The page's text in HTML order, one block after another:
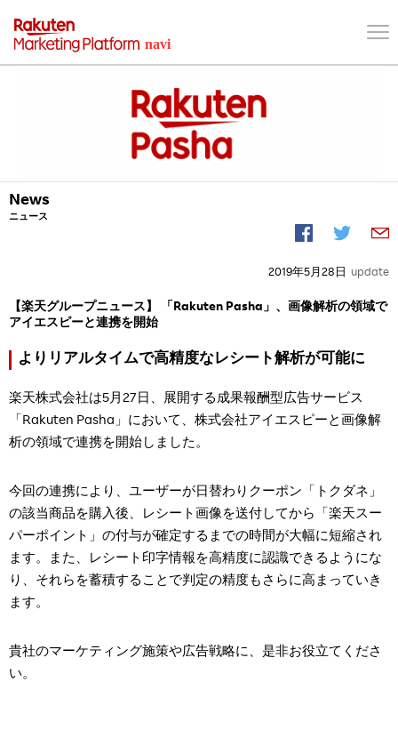
News
ニュース
2019年5月28日 update
【楽天グループニュース】 「Rakuten Pasha」、画像解析の領域で
アイエスピーと連携を開始
よりリアルタイムで高精度なレシート解析が可能に
楽天株式会社は5月27日、展開する成果報酬型広告サービス
「Rakuten Pasha」において、株式会社アイエスピーと画像解
析の領域で連携を開始しました。
今回の連携により、ユーザーが日替わりクーポン「トクダネ」
の該当商品を購入後、レシート画像を送付してから「楽天スー
パーポイント」の付与が確定するまでの時間が大幅に短縮され
ます。また、レシート印字情報を高精度に認識できるようにな
り、それらを蓄積することで判定の精度もさらに高まっていき
ます。
貴社のマーケティング施策や広告戦略に、是非お役立てくださ
い。